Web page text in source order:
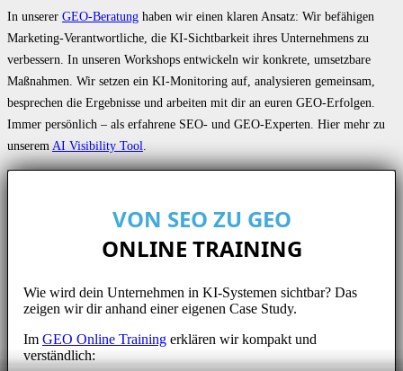
In unserer GEO-Beratung haben wir einen klaren Ansatz: Wir befähigen
Marketing-Verantwortliche, die KI-Sichtbarkeit ihres Unternehmens zu
verbessern. In unseren Workshops entwickeln wir konkrete, umsetzbare
Maßnahmen. Wir setzen ein KI-Monitoring auf, analysieren gemeinsam,
besprechen die Ergebnisse und arbeiten mit dir an euren GEO-Erfolgen.
Immer persönlich – als erfahrene SEO- und GEO-Experten. Hier mehr zu
unseremAI Visibility Tool.
VON SEO ZU GEO
ONLINE TRAINING
Wie wird dein Unternehmen in KI-Systemen sichtbar? Das
zeigen wir dir anhand einer eigenen Case Study.
Im GEO Online Training erklären wir kompakt und
verständlich: